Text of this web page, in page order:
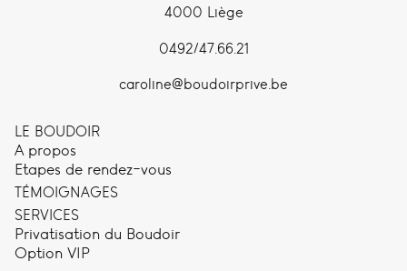
4000 Liège
0492/47.66.21
caroline@boudoirprive.be
LE BOUDOIR
A propos
Etapes de rendez-vous
TÉMOIGNAGES
SERVICES
Privatisation du Boudoir
Option VIP